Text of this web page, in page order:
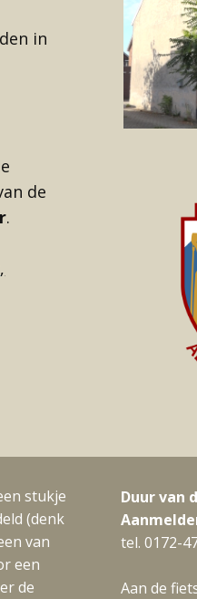
in
de
.
,
stukje
(denk
van
een
de
Duur van
tel. 0172-
Aan de